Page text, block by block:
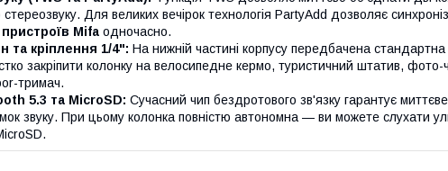
Для великих вечірок технологія PartyAdd дозволяє
Mifa одночасно.
та кріплення 1/4": На нижній частині корпусу передбачена
закріпити колонку на велосипедне кермо, туристичний штатив, фото-
тримач.
5.3 та MicroSD: Сучасний чип бездротового зв'язку гарантує
звуку. При цьому колонка повністю автономна — ви можете слухати